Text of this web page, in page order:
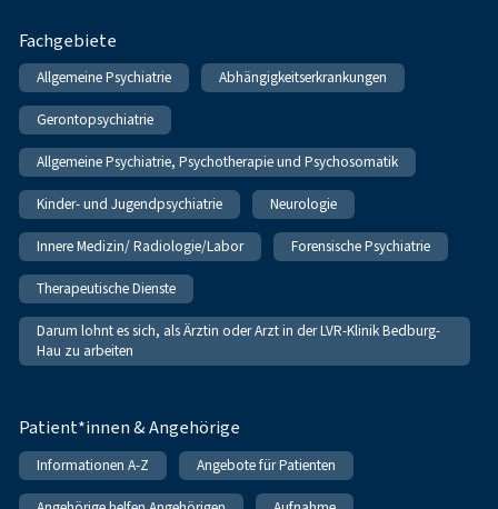
Fachgebiete
Allgemeine Psychiatrie Abhängigkeitserkrankungen
Gerontopsychiatrie
Allgemeine Psychiatrie, Psychotherapie und Psychosomatik
Kinder- und Jugendpsychiatrie Neurologie
Innere Medizin/ Radiologie/Labor Forensische Psychiatrie
Therapeutische Dienste
Darum lohnt es sich, als Ärztin oder Arzt in der LVR-Klinik Bedburg-
Hau zu arbeiten
Patient*innen & Angehörige
Informationen A-Z Angebote für Patienten